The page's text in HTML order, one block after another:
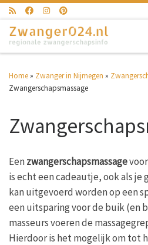
Ga naar inhoud
Home » Zwanger in Nijmegen »
Zwangerschapsmassage
Eenzwangerschapsmassage
is echt een cadeautje, ook als
kan uitgevoerd worden op een
een uitsparing voor de buik (en
masseurs voeren de
Hierdoor is het mogelijk om tot